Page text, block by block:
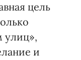
цель
улиц»,
и